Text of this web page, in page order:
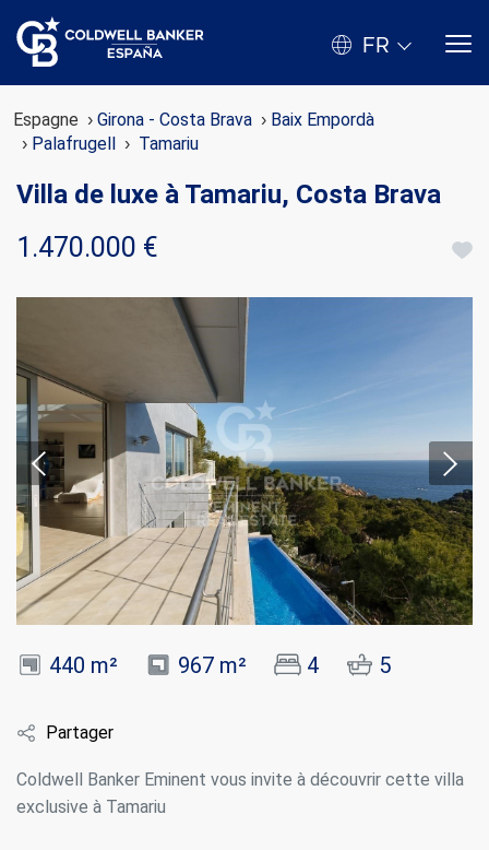
FR
Espagne Girona - Costa Brava
Baix Empordà
Palafrugell
Tamariu
Villa de luxe à Tamariu, Costa Brava
1.470.000 €
440 m² 967 m² 4 5
Partager
Coldwell Banker Eminent vous invite à découvrir cette villa
exclusive à Tamariu